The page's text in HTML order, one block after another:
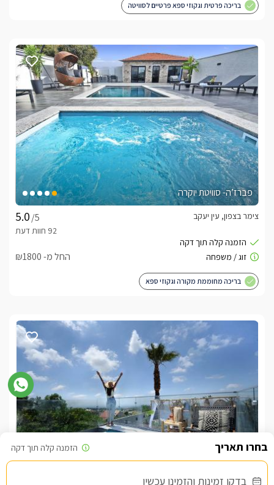
בדקו זמינות והזמינו עכשיו
בתיאום מראש תוכלו ליהנות מארוחת בוקר עשירה ומפנקת
ומארוחות שף מגוונות היוגשו אליכם ישירות לסוויטה.
לצפייה במדיניות ותנאי הזמנה -לחצו כאן
לידיעתכם, הפרטים המוצגים באתר: התפוסה המחירים והמבצעים
מעודכנים ומאומתים. תוכלו לבדוק ולבצע הזמנה באהבה רבה ♥
לפרטים נוספים או שאלות אנחנו פה לשירותכם
בברכה, רינה -052-9171892
לצפייה באטרקציות ומסעדות בקרבת סגול - סוויטת
יוקרה - לחצו כאן
בריכה פרטית וגקוזי ספא פרטיים לסוויטה
פברז’ה- סוויטת יוקרה
/5
צימר בצפון, עין יעקב
החל מ- ₪1800
בריכה מחוממת מקורה וגקוזי ספא